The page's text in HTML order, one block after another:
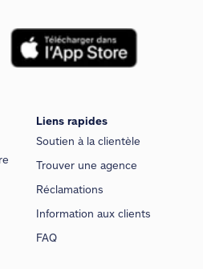
Liens rapides
Soutien à la clientèle
Trouver une agence
Réclamations
Information aux clients
FAQ